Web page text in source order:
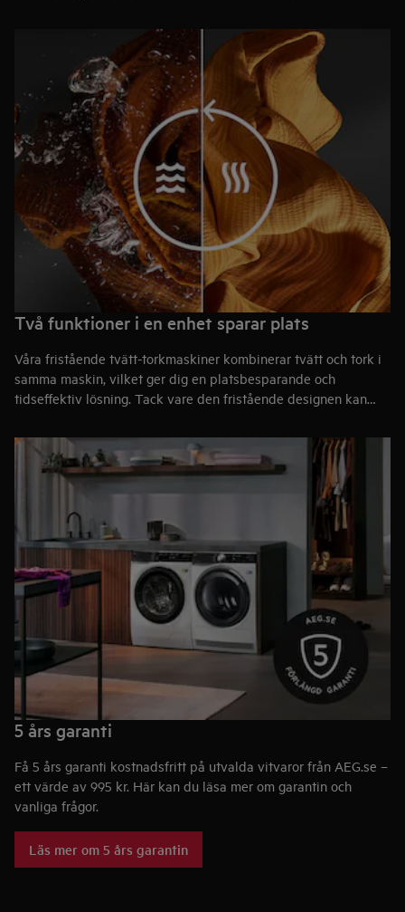
funktionsplagg och garanterar till och med att ömtåliga
sidenplagg håller formen*.
Två funktioner i en enhet sparar plats
Våra fristående tvätt-torkmaskiner kombinerar tvätt och tork i
samma maskin, vilket ger dig en platsbesparande och
tidseffektiv lösning. Tack vare den fristående designen kan
kök eller tvättstuga – utan krav på inbyggnad.
5 års garanti
Få 5 års garanti kostnadsfritt på utvalda vitvaror från AEG.se –
ett värde av 995 kr. Här kan du läsa mer om garantin och
vanliga frågor.
Läs mer om 5 års garantin